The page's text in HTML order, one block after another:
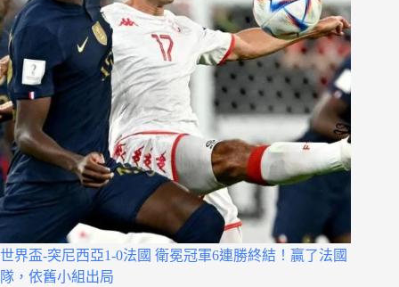
世界盃-突尼西亞1-0法國 衛冕冠軍6連勝終結！贏了法國
隊，依舊小組出局